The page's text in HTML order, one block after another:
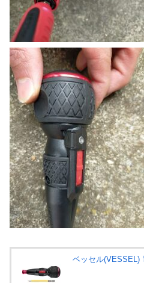
ベッセル(VESSEL)